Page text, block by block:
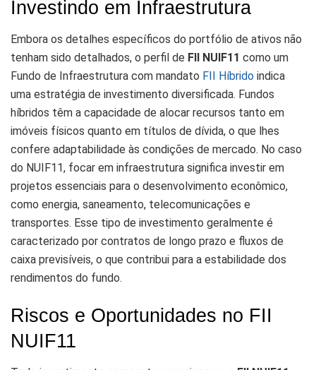
Investindo em Infraestrutura
Embora os detalhes específicos do portfólio de ativos não
tenham sido detalhados, o perfil de FII NUIF11 como um
Fundo de Infraestrutura com mandato FII Híbrido indica
uma estratégia de investimento diversificada. Fundos
híbridos têm a capacidade de alocar recursos tanto em
imóveis físicos quanto em títulos de dívida, o que lhes
confere adaptabilidade às condições de mercado. No caso
do NUIF11, focar em infraestrutura significa investir em
projetos essenciais para o desenvolvimento econômico,
como energia, saneamento, telecomunicações e
transportes. Esse tipo de investimento geralmente é
caracterizado por contratos de longo prazo e fluxos de
caixa previsíveis, o que contribui para a estabilidade dos
rendimentos do fundo.
Riscos e Oportunidades no FII
NUIF11